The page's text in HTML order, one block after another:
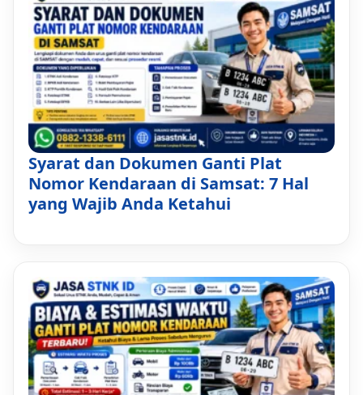
Syarat dan Dokumen Ganti Plat
Nomor Kendaraan di Samsat: 7 Hal
yang Wajib Anda Ketahui